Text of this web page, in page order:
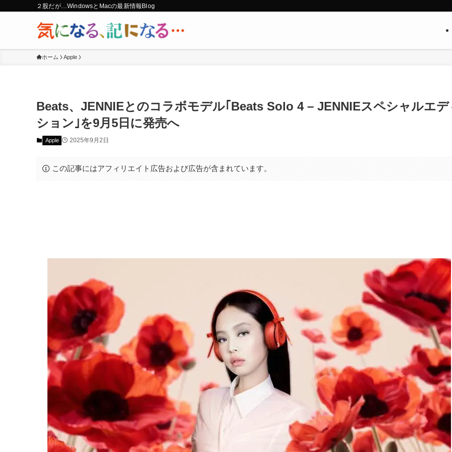
２股だが…WindowsとMacの最新情報Blog
ホーム Apple
Beats、JENNIEとのコラボモデル｢Beats Solo 4 – JENNIEスペシャルエデ
ション｣を9月5日に発売へ
Apple 2025年9月2日
この記事にはアフィリエイト広告および広告が含まれています。